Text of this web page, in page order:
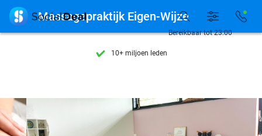
7 dagen per week beschikbaar
10+ miljoen leden
7 dagen per week beschikbaar
Bereikbaar tot 23:00
 Massagepraktijk Eigen-Wijze